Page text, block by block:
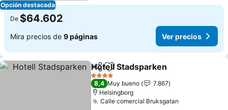
Opción destacada
De $64.602
Mira precios de 9 páginas Ver precios
CompartirAgregar a favoritos
Hotell Stadsparken
4 Estrellas
8,4 Muy bueno
7.867
Helsingborg
Calle comercial Bruksgatan